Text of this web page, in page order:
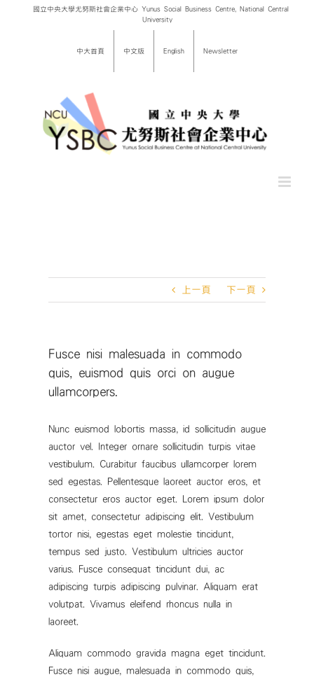
國立中央大學尤努斯社會企業中心 Yunus Social Business Centre, National Central
University
中大首頁 中文版 English Newsletter
上一頁 下一頁
Fusce nisi malesuada in commodo
quis, euismod quis orci on augue
ullamcorpers.
Nunc euismod lobortis massa, id sollicitudin augue
auctor vel. Integer ornare sollicitudin turpis vitae
vestibulum. Curabitur faucibus ullamcorper lorem
sed egestas. Pellentesque laoreet auctor eros, et
consectetur eros auctor eget. Lorem ipsum dolor
sit amet, consectetur adipiscing elit. Vestibulum
tortor nisi, egestas eget molestie tincidunt,
tempus sed justo. Vestibulum ultricies auctor
varius. Fusce consequat tincidunt dui, ac
adipiscing turpis adipiscing pulvinar. Aliquam erat
volutpat. Vivamus eleifend rhoncus nulla in
laoreet.
Aliquam commodo gravida magna eget tincidunt.
Fusce nisi augue, malesuada in commodo quis,